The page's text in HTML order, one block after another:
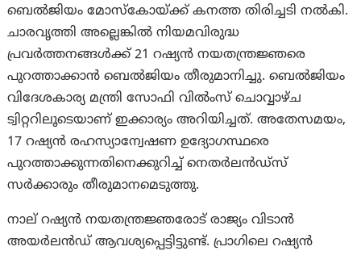
ബെൽജിയം മോസ്കോയ്ക്ക് കനത്ത തിരിച്ചടി നൽകി.
ചാരവൃത്തി അല്ലെങ്കിൽ നിയമവിരുദ്ധ
പ്രവർത്തനങ്ങൾക്ക് 21 റഷ്യൻ നയതന്ത്രജ്ഞരെ
പുറത്താക്കാൻ ബെൽജിയം തീരുമാനിച്ചു. ബെൽജിയം
വിദേശകാര്യ മന്ത്രി സോഫി വിൽംസ് ചൊവ്വാഴ്ച
ട്വിറ്ററിലൂടെയാണ് ഇക്കാര്യം അറിയിച്ചത്. അതേസമയം,
17 റഷ്യൻ രഹസ്യാന്വേഷണ ഉദ്യോഗസ്ഥരെ
പുറത്താക്കുന്നതിനെക്കുറിച്ച് നെതർലൻഡ്‌സ്
സർക്കാരും തീരുമാനമെടുത്തു.
നാല് റഷ്യൻ നയതന്ത്രജ്ഞരോട് രാജ്യം വിടാൻ
അയർലൻഡ് ആവശ്യപ്പെട്ടിട്ടുണ്ട്. പ്രാഗിലെ റഷ്യൻ